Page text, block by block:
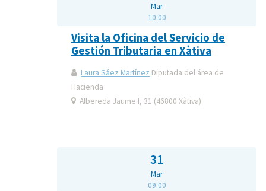
Mar
10:00
Visita la Oficina del Servicio de
Gestión Tributaria en Xàtiva
Laura Sáez Martínez Diputada del área de
Hacienda
Albereda Jaume I, 31 (46800 Xàtiva)
31
Mar
09:00